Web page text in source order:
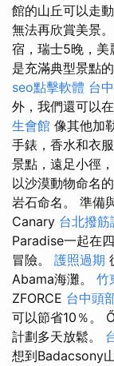
館的山丘可以走動
無法再欣賞美景。
宿，瑞士5晚，
是充滿典型景點
seo點擊軟體 台
外，我們還可以
生會館 像其他加
手錶，香水和衣服
景點，遠足小徑
以沙漠動物命名
岩石命名。 準備
Canary 台北撥筋
Paradise一起在
冒險。 護照過期
Abama海灘。 竹
ZFORCE 台中頭
可以節省10％。
計劃多天放鬆。
想到Badacsony